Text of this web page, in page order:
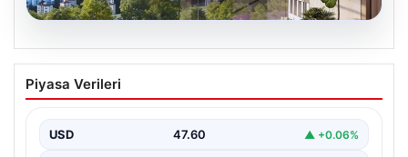
04.08.2026
DAP Yapı’dan bir ilk! Emlak Konut
güvencesi Dap vizyonuyla kendi
Piyasa Verileri
USD 47.60 ▲ +0.06%